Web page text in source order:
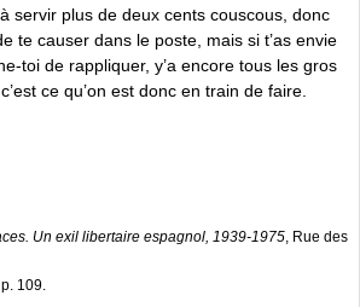
servir plus de deux cents couscous, donc
te causer dans le poste, mais si t’as envie
toi de rappliquer, y’a encore tous les gros
ce qu’on est donc en train de faire.
Un exil libertaire espagnol, 1939-1975, Rue des
p. 109.